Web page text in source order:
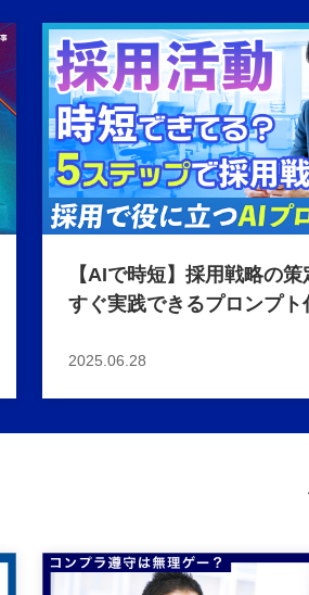
【AIで時短】採用戦略の策
すぐ実践できるプロンプト
2025.06.28